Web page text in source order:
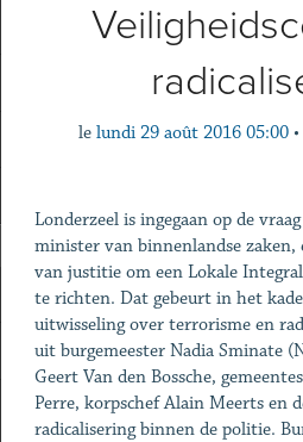
le lundi 29 août 2016 05:00 •
Londerzeel is ingegaan op de
minister van binnenlandse zaken,
van justitie om een Lokale
te richten. Dat gebeurt in het
uitwisseling over terrorisme en
uit burgemeester Nadia Sminate
Geert Van den Bossche,
Perre, korpschef Alain Meerts en
radicalisering binnen de politie.